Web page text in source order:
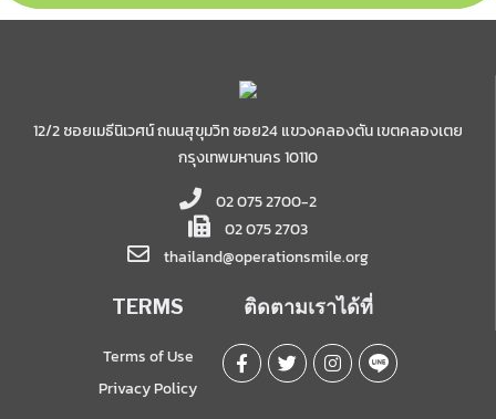
12/2 ซอยเมธีนิเวศน์ ถนนสุขุมวิท ซอย24 แขวงคลองตัน เขตคลองเตย
กรุงเทพมหานคร 10110
02 075 2700-2
02 075 2703
thailand@operationsmile.org
TERMS
Terms of Use
Privacy Policy
ติดตามเราได้ที่